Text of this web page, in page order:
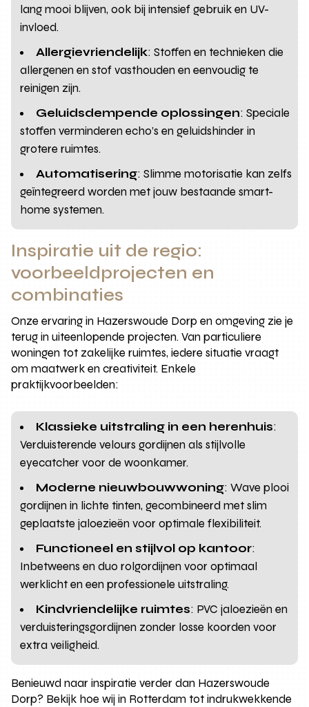
lang mooi blijven, ook bij intensief gebruik en UV-
invloed.
Allergievriendelijk: Stoffen en technieken die
allergenen en stof vasthouden en eenvoudig te
reinigen zijn.
Geluidsdempende oplossingen: Speciale
stoffen verminderen echo’s en geluidshinder in
grotere ruimtes.
Automatisering: Slimme motorisatie kan zelfs
geïntegreerd worden met jouw bestaande smart-
home systemen.
Inspiratie uit de regio:
voorbeeldprojecten en
combinaties
Onze ervaring in Hazerswoude Dorp en omgeving zie je
terug in uiteenlopende projecten. Van particuliere
woningen tot zakelijke ruimtes, iedere situatie vraagt
om maatwerk en creativiteit. Enkele
praktijkvoorbeelden:
Klassieke uitstraling in een herenhuis:
Verduisterende velours gordijnen als stijlvolle
eyecatcher voor de woonkamer.
Moderne nieuwbouwwoning: Wave plooi
gordijnen in lichte tinten, gecombineerd met slim
geplaatste jaloezieën voor optimale flexibiliteit.
Functioneel en stijlvol op kantoor:
Inbetweens en duo rolgordijnen voor optimaal
werklicht en een professionele uitstraling.
Kindvriendelijke ruimtes: PVC jaloezieën en
verduisteringsgordijnen zonder losse koorden voor
extra veiligheid.
Benieuwd naar inspiratie verder dan Hazerswoude
Dorp? Bekijk hoe wij in Rotterdam tot indrukwekkende